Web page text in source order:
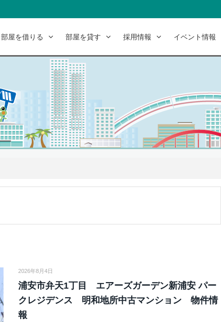
部屋を借りる 部屋を貸す 採用情報 イベント情報
2026年8月4日
浦安市弁天1丁目 エアーズガーデン新浦安 パー
クレジデンス 明和地所中古マンション 物件情
報